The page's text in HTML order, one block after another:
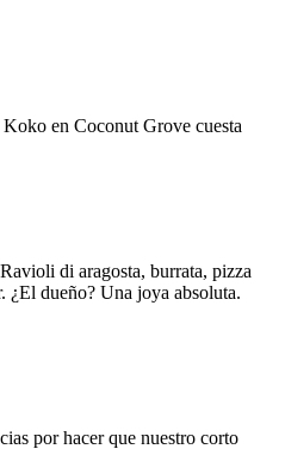
en Coconut Grove cuesta
di aragosta, burrata, pizza
¿El dueño? Una joya absoluta.
por hacer que nuestro corto